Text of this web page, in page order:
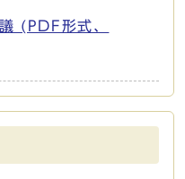
(PDF形式、